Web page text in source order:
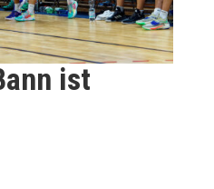
ist